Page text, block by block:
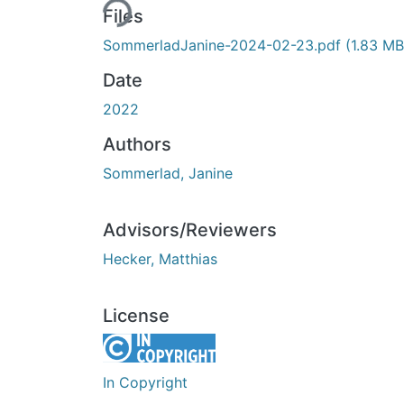
Files
SommerladJanine-2024-02-23.pdf (1.83
Date
2022
Authors
Sommerlad, Janine
Advisors/Reviewers
Hecker, Matthias
License
In Copyright